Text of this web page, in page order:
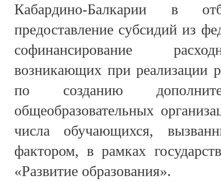
Кабардино-Балкарии в
предоставление субсидий из
софинансирование
возникающих при реализации
по созданию
общеобразовательных
числа обучающихся,
фактором, в рамках
«Развитие образования».